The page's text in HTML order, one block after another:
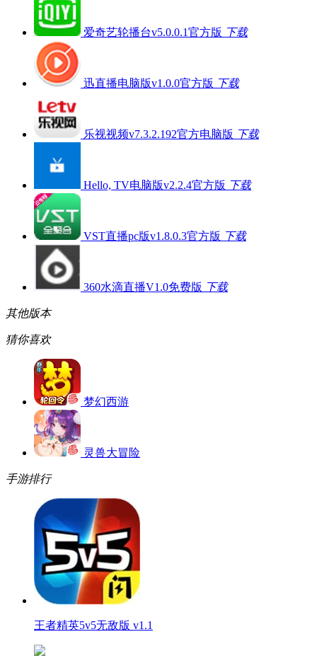
爱奇艺轮播台v5.0.0.1官方版 下载
迅直播电脑版v1.0.0官方版 下载
乐视视频v7.3.2.192官方电脑版 下载
Hello, TV电脑版v2.2.4官方版 下载
VST直播pc版v1.8.0.3官方版 下载
360水滴直播V1.0免费版 下载
其他版本
猜你喜欢
梦幻西游
灵兽大冒险
手游排行
王者精英5v5无敌版 v1.1